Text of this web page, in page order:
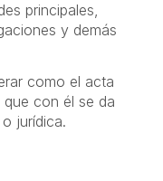
principales,
y demás
como el acta
con él se da
o jurídica.